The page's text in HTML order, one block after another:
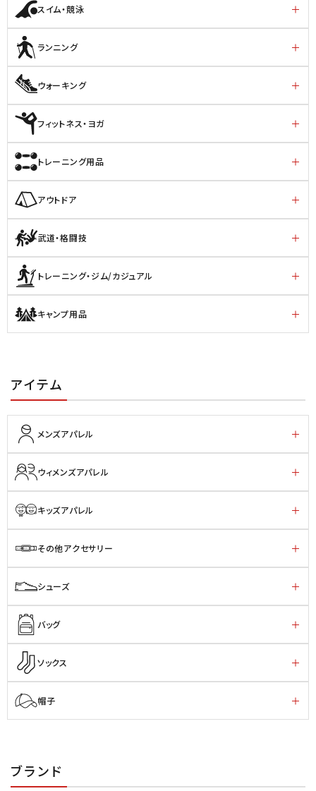
スイム・競泳
ランニング
ウォーキング
フィットネス・ヨガ
トレーニング用品
アウトドア
武道・格闘技
トレーニング・ジム/カジュアル
キャンプ用品
アイテム
メンズアパレル
ウィメンズアパレル
キッズアパレル
その他アクセサリー
シューズ
バッグ
ソックス
帽子
ブランド